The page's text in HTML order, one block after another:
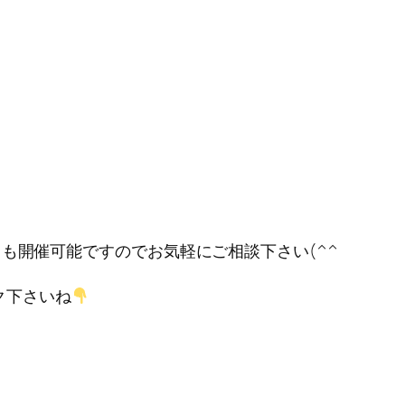
開催可能ですのでお気軽にご相談下さい(^^
下さいね